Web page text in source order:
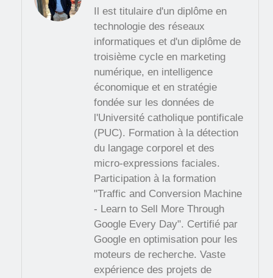
Il est titulaire d'un diplôme en
technologie des réseaux
informatiques et d'un diplôme de
troisième cycle en marketing
numérique, en intelligence
économique et en stratégie
fondée sur les données de
l'Université catholique pontificale
(PUC). Formation à la détection
du langage corporel et des
micro-expressions faciales.
Participation à la formation
"Traffic and Conversion Machine
- Learn to Sell More Through
Google Every Day". Certifié par
Google en optimisation pour les
moteurs de recherche. Vaste
expérience des projets de